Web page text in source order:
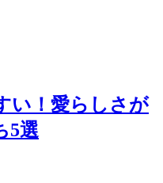
い！愛らしさが
5選